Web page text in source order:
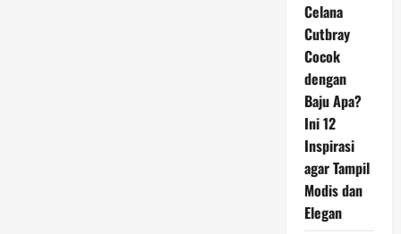
Celana
Cutbray
Cocok
dengan
Baju Apa?
Ini 12
Inspirasi
agar Tampil
Modis dan
Elegan